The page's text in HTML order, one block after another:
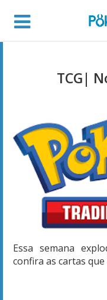
TCG|
Essa semana
confira as cartas que